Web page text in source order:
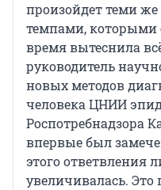
произойдет теми
темпами, которыми
время вытеснила
руководитель
новых методов
человека ЦНИИ
Роспотребнадзора
впервые был
этого ответвления
увеличивалась.